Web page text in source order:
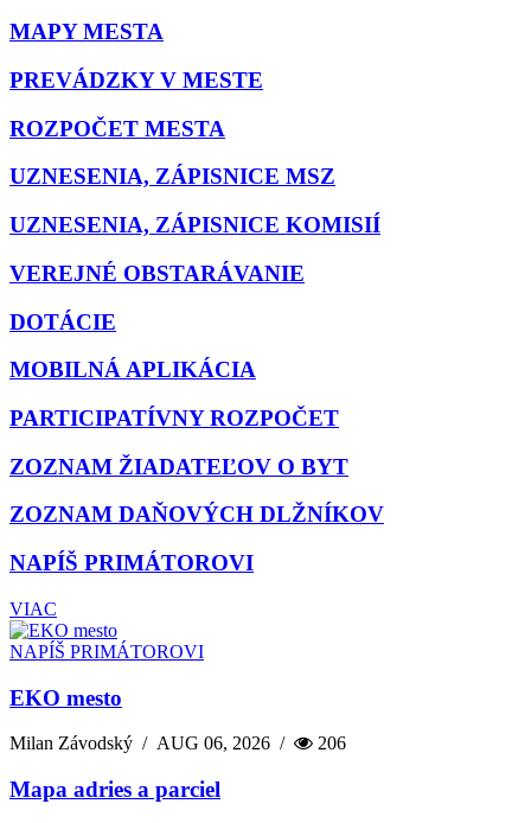
MAPY MESTA
PREVÁDZKY V MESTE
ROZPOČET MESTA
UZNESENIA, ZÁPISNICE MSZ
UZNESENIA, ZÁPISNICE KOMISIÍ
VEREJNÉ OBSTARÁVANIE
DOTÁCIE
MOBILNÁ APLIKÁCIA
PARTICIPATÍVNY ROZPOČET
ZOZNAM ŽIADATEĽOV O BYT
ZOZNAM DAŇOVÝCH DLŽNÍKOV
NAPÍŠ PRIMÁTOROVI
VIAC
NAPÍŠ PRIMÁTOROVI
EKO mesto
Milan Závodský /AUG 06, 2026 / 206
Mapa adries a parciel